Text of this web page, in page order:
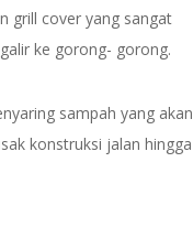
grill cover yang sangat
ke gorong- gorong.
sampah yang akan
konstruksi jalan hingga